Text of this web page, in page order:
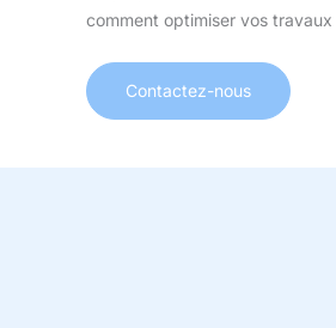
comment optimiser vos
Contactez-nous